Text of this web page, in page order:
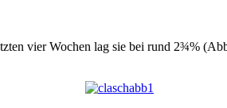
vier Wochen lag sie bei rund 2¾%